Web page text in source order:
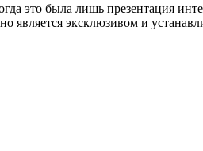
это была лишь презентация
является эксклюзивом и